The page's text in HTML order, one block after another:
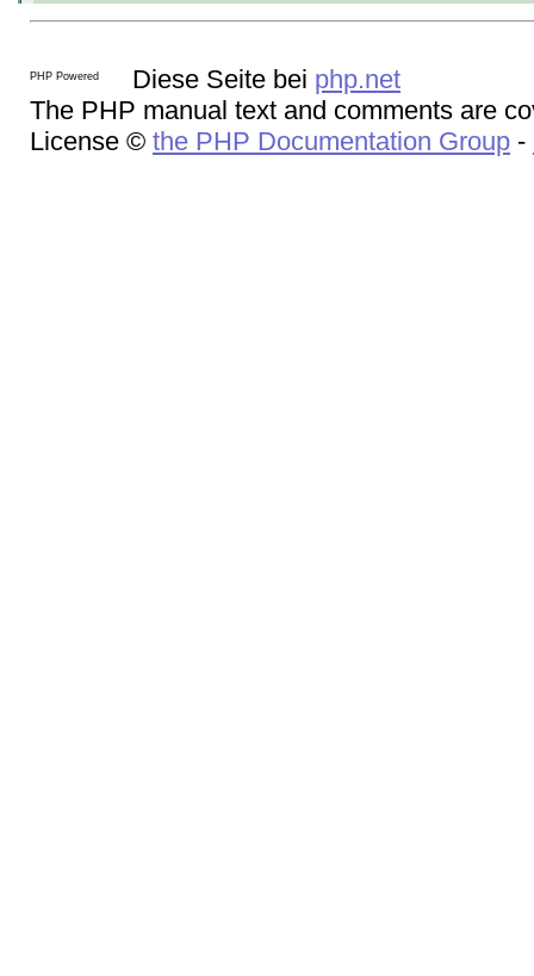
Diese Seite bei php.net
The PHP manual text and comments are
License © the PHP Documentation Group -